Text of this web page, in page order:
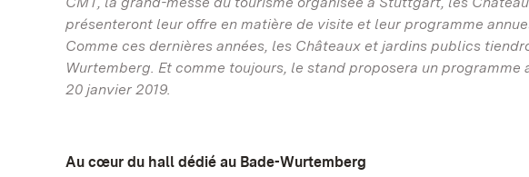
présenteront leur offre en matière de visite et leur programme
Comme ces dernières années, les Châteaux et jardins publics
Wurtemberg. Et comme toujours, le stand proposera un
20 janvier 2019.
Au cœur du hall dédié au Bade-Wurtemberg